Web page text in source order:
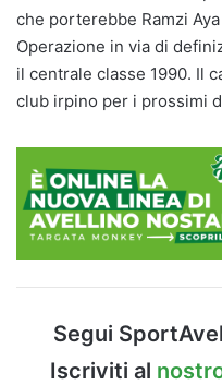
che porterebbe Ramzi
Operazione in via di
il centrale classe 1990. Il
club irpino per i prossimi
Segui
Iscriviti al